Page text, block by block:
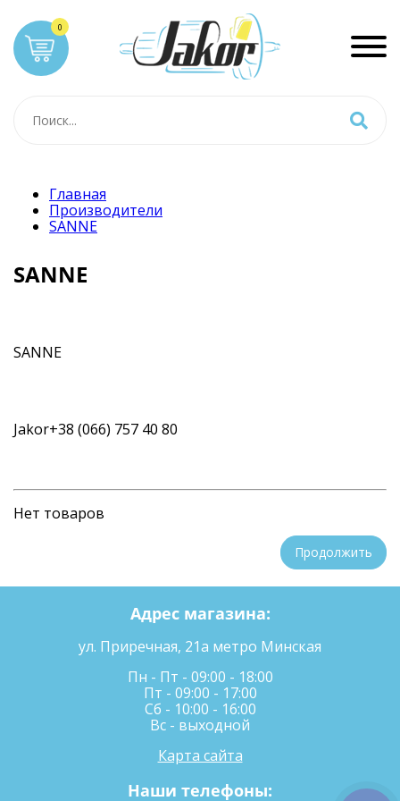
Главная
Производители
SANNE
SANNE
SANNE
Jakor+38 (066) 757 40 80
Нет товаров
Продолжить
Адрес магазина:
ул. Приречная, 21а метро Минская
Пн - Пт - 09:00 - 18:00
Пт - 09:00 - 17:00
Сб - 10:00 - 16:00
Вс - выходной
Карта сайта
Наши телефоны: